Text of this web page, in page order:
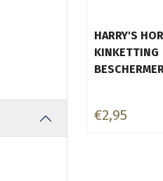
HARRY'S
KINKETTING
BESCHERMER
€2,95